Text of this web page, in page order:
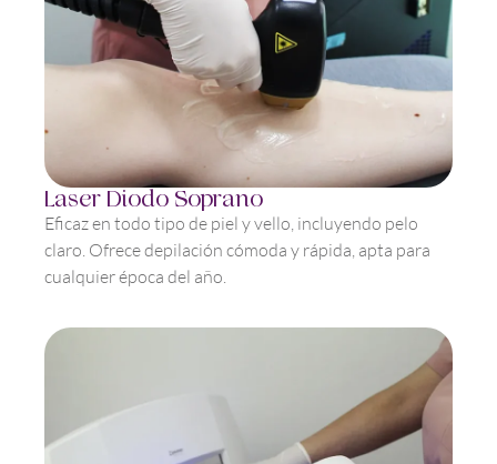
Laser Diodo Soprano
Eficaz en todo tipo de piel y vello, incluyendo pelo
claro. Ofrece depilación cómoda y rápida, apta para
cualquier época del año.